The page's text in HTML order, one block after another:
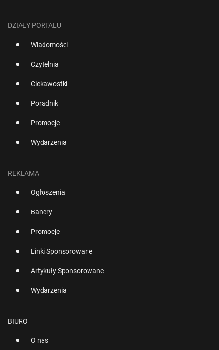
DZIAŁY PORTALU
Wiadomości
Czytelnia
Ciekawostki
Poradnik
Promocje
Wydarzenia
REKLAMA
Ogłoszenia
Banery
Promocje
Linki Sponsorowane
Artykuły Sponsorowane
Wydarzenia
BIURO
O nas